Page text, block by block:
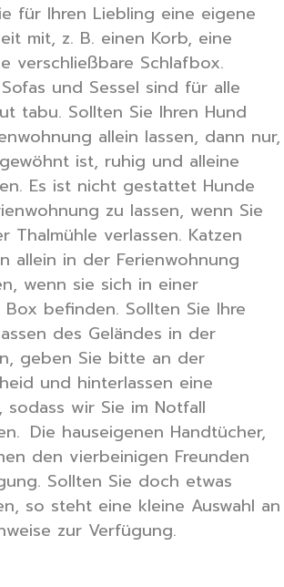
für Ihren Liebling eine eigene
mit, z. B. einen Korb, eine
verschließbare Schlafbox.
und Sessel sind für alle
tabu. Sollten Sie Ihren Hund
allein lassen, dann nur,
ist, ruhig und alleine
Es ist nicht gestattet Hunde
zu lassen, wenn Sie
Thalmühle verlassen. Katzen
allein in der Ferienwohnung
wenn sie sich in einer
befinden. Sollten Sie Ihre
des Geländes in der
geben Sie bitte an der
und hinterlassen eine
sodass wir Sie im Notfall
Die hauseigenen Handtücher,
den vierbeinigen Freunden
Sollten Sie doch etwas
so steht eine kleine Auswahl an
zur Verfügung.